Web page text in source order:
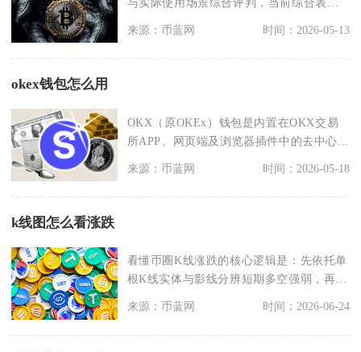
来源：币蓝网 时间：2026-05-13
okex钱包怎么用
OKX（原OKEx）钱包是内置在OKX交易
所APP、网页端及浏览器插件中的去中心化
来源：币蓝网 时间：2026-05-18
k线图怎么看涨跌
看懂币圈K线涨跌的核心逻辑是：先依托单
根K线实体与影线分辨短期多空强弱，再通
过K线组合锁定
来源：币蓝网 时间：2026-06-24